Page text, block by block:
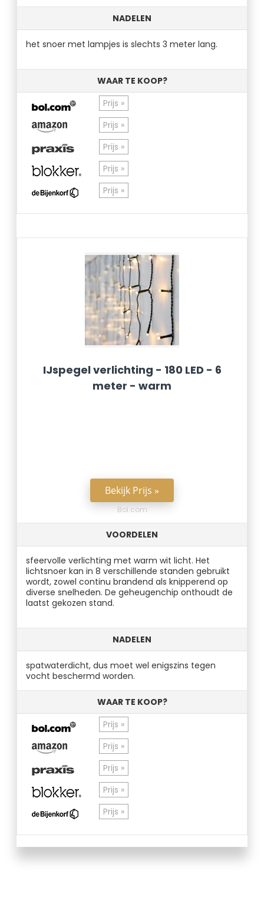
NADELEN
het snoer met lampjes is slechts 3 meter lang.
WAAR TE KOOP?
Prijs »
Prijs »
Prijs »
Prijs »
Prijs »
IJspegel verlichting - 180 LED - 6
meter - warm
Bekijk Prijs »
Bol.com
VOORDELEN
sfeervolle verlichting met warm wit licht. Het
lichtsnoer kan in 8 verschillende standen gebruikt
wordt, zowel continu brandend als knipperend op
diverse snelheden. De geheugenchip onthoudt de
laatst gekozen stand.
NADELEN
spatwaterdicht, dus moet wel enigszins tegen
vocht beschermd worden.
WAAR TE KOOP?
Prijs »
Prijs »
Prijs »
Prijs »
Prijs »